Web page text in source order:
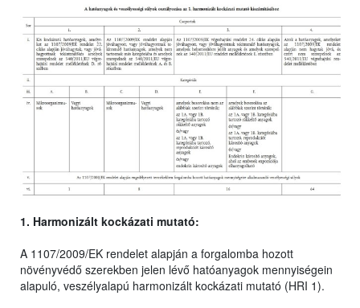
1. Harmonizált kockázati mutató:
A 1107/2009/EK rendelet alapján a forgalomba hozott
növényvédő szerekben jelen lévő hatóanyagok mennyiségein
alapuló, veszélyalapú harmonizált kockázati mutató (HRI 1).